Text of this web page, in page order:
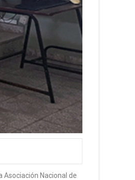
Asociación Nacional de